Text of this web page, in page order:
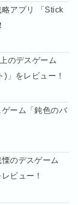
アプリ 「Stick
のデスゲーム
)」をレビュー！
ーム「鈍色のバ
のデスゲーム
ビュー！